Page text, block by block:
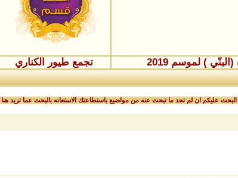
) لموسم 2019 تجمع طيور الكناري
عليكم ان لم تجد ما تبحث عنه من مواضيع باستطاعتك الاستعانه بالبحث عما تريد هنا